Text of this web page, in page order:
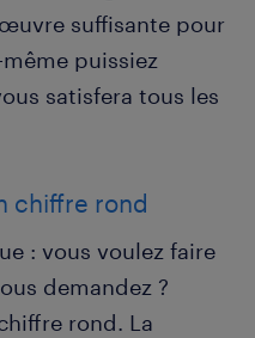
suffisante pour
puissiez
satisfera tous les
chiffre rond
: vous voulez faire
demandez ?
rond. La